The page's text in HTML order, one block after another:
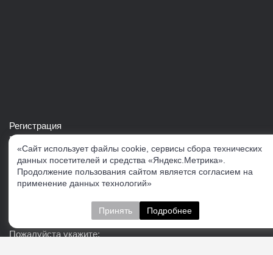
Регистрация
Войти в свой аккаунт
Скачать каталог продукции VERTUL
Следите за нами
Пожалуйста укажите:
«Сайт использует файлы cookie, сервисы сбора технических
данных посетителей и средства «Яндекс.Метрика».
Продолжение пользования сайтом является согласием на
применение данных технологий»
Принять Подробнее